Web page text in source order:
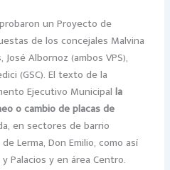
un Proyecto de
de los concejales Malvina
José Albornoz (ambos VPS),
(GSC). El texto de la
Ejecutivo Municipalla
o cambio de placas de
en sectores de barrio
Lerma, Don Emilio, como así
Palacios y en área Centro.